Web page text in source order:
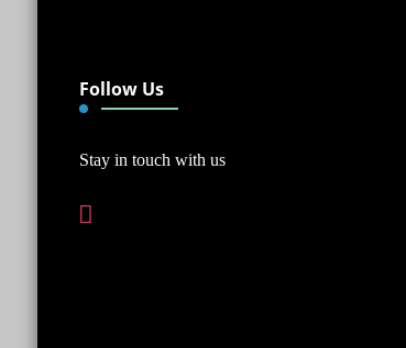
Follow Us
Stay in touch with us
instagram